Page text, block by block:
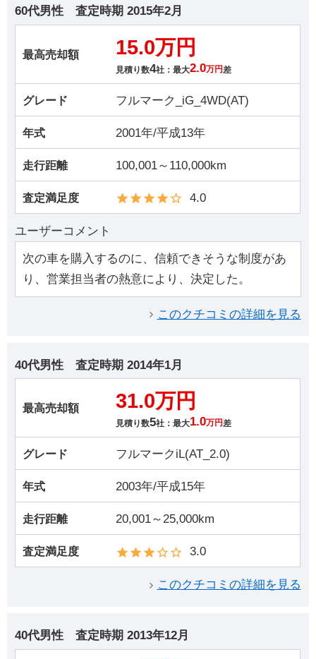
60代男性 査定時期 2015年2月
最高売却額 15.0万円
見積り数4社：最大2.0万円 差
グレード フルマーク_iG_4WD(AT)
年式 2001年/平成13年
走行距離 100,001～110,000km
査定満足度 4.0
ユーザーコメント
次の車を購入するのに、信頼できそうな制度があ
り、営業担当者の熱意により、決定した。
このクチコミの詳細を見る
40代男性 査定時期 2014年1月
最高売却額 31.0万円
見積り数5社：最大1.0万円差
グレード フルマークiL(AT_2.0)
年式 2003年/平成15年
走行距離 20,001～25,000km
査定満足度 3.0
このクチコミの詳細を見る
40代男性 査定時期 2013年12月